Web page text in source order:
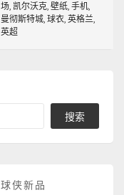
场, 凯尔沃克, 壁纸, 手机,
曼彻斯特城, 球衣, 英格兰,
英超
搜索
侠新品